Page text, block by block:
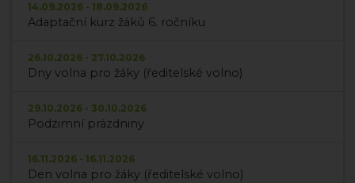
14.09.2026 - 18.09.2026
Adaptační kurz žáků 6. ročníku
26.10.2026 - 27.10.2026
Dny volna pro žáky (ředitelské volno)
29.10.2026 - 30.10.2026
Podzimní prázdniny
16.11.2026 - 16.11.2026
Den volna pro žáky (ředitelské volno)